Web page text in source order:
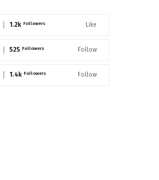
1.2k Followers Like
525 Followers Follow
1.4k Followers Follow